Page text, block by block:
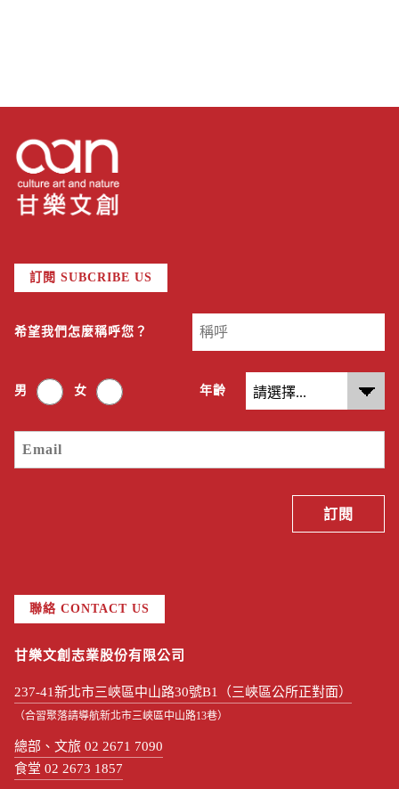
訂閱 SUBCRIBE US
希望我們怎麼稱呼您？
男 女 年齡
聯絡 CONTACT US
甘樂文創志業股份有限公司
237-41新北市三峽區中山路30號B1（三峽區公所正對面）
（合習聚落請導航新北市三峽區中山路13巷）
總部、文旅 02 2671 7090
食堂 02 2673 1857